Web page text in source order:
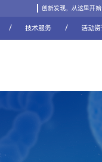
创新发现，从这里开始
/ 技术服务 / 活动